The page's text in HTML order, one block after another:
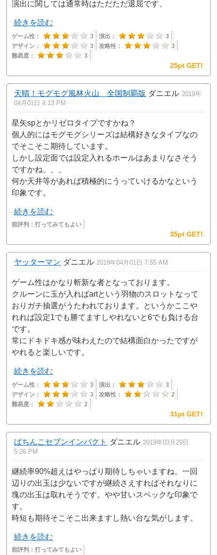
演出に関しては通常時はただただ退屈です、
続きを読む
ゲーム性： 3 演出：
3
デザイン：
3 攻略性：
3
難易度：
3
25pt GET!
天晴！モグモグ風林火山 全国制覇版 ダニエル 2019年
04月01日 4:13 PM
星矢spとかリゼロタイプですかね？
個人的にはモグモグシリーズは結構好きなタイプなの
でそこそこ期待しています。
しかし設定面では設定入れるホールはあまりなさそう
ですかね、、、
何か天井等があれば積極的にうっていけるかなという
印象です。
続きを読む
前評判：打ってみてもよい
35pt GET!
ヤッターマン ダニエル 2019年04月01日 7:55 AM
ゲーム性はかなり斬新な者となっております。
クルーンに玉が入ればartという羽物のスロットなって
おりガチ抽選がうたわれております。というかここや
れれば設定1でも勝てますしやれないと6でも負ける台
です。
常にドキドキ感が味わえたので結構面白かったですが
やれると楽しいです。
続きを読む
ゲーム性： 3 演出：
3
デザイン：
3 攻略性：
2
難易度：
2
31pt GET!
ぱちんこセブンインパクト ダニエル 2019年03月29日
5:26 PM
継続率90%超えはやっぱり期待しちゃいますね。一回
辺りの出玉は少ないですが継続さえすればそれなりに
塊の出玉は取れそうです。やや甘いスペックな印象で
す。
時短も期待そこそこ出来ますし熱い台な気がします。
続きを読む
前評判：打ってみてもよい